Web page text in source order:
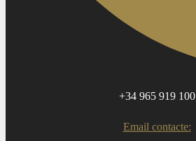
+34 965 919 100
Email contacte: